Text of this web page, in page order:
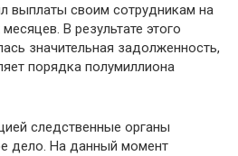
выплаты своим сотрудникам на
В результате этого
значительная задолженность,
порядка полумиллиона
следственные органы
дело. На данный момент